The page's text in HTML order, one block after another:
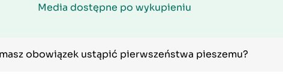
Media dostępne po wykupieniu
obowiązek ustąpić pierwszeństwa pieszemu?